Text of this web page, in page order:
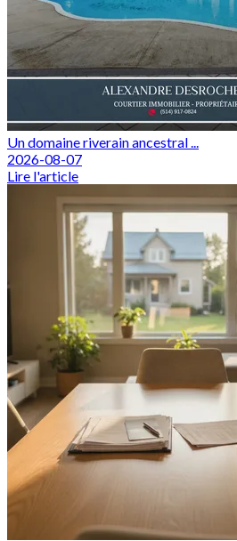
Un domaine riverain ancestral ...
2026-08-07
Lire l'article